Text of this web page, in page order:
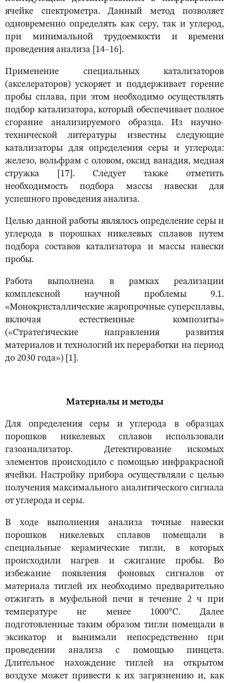
ячейке спектрометра. Данный метод позволяет
одновременно определять как серу, так и углерод,
при минимальной трудоемкости и времени
проведения анализа [14–16].
Применение специальных катализаторов
(акселераторов) ускоряет и поддерживает горение
пробы сплава, при этом необходимо осуществлять
подбор катализатора, который обеспечивает полное
сгорание анализируемого образца. Из научно-
технической литературы известны следующие
катализаторы для определения серы и углерода:
железо, вольфрам с оловом, оксид ванадия, медная
стружка [17]. Следует также отметить
необходимость подбора массы навески для
успешного проведения анализа.
Целью данной работы являлось определение серы и
углерода в порошках никелевых сплавов путем
подбора составов катализатора и массы навески
пробы.
Работа выполнена в рамках реализации
комплексной научной проблемы 9.1.
«Монокристаллические жаропрочные суперсплавы,
включая естественные композиты»
(«Стратегические направления развития
материалов и технологий их переработки на период
до 2030 года») [1].
Материалы и методы
Для определения серы и углерода в образцах
порошков никелевых сплавов использовали
газоанализатор. Детектирование искомых
элементов происходило с помощью инфракрасной
ячейки. Настройку прибора осуществляли с целью
получения максимального аналитического сигнала
от углерода и серы.
В ходе выполнения анализа точные навески
порошков никелевых сплавов помещали в
специальные керамические тигли, в которых
происходили нагрев и сжигание пробы. Во
избежание появления фоновых сигналов от
материала тиглей их необходимо предварительно
отжигать в муфельной печи в течение 2 ч при
температуре не менее 1000°С. Далее
подготовленные таким образом тигли помещали в
эксикатор и вынимали непосредственно при
проведении анализа с помощью пинцета.
Длительное нахождение тиглей на открытом
воздухе может привести к их загрязнению и, как